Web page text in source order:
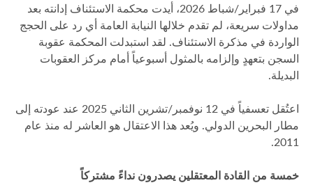
في 17 فبراير/شباط 2026، أيدت محكمة الاستئناف إدانته بعد
مداولات سريعة، لم تقدم خلالها النيابة العامة أي رد على الحجج
الواردة في مذكرة الاستئناف. لقد استبدلت المحكمة عقوبة
السجن بتعهدٍ وإلزامه بالمثول أسبوعياً أمام مركز العقوبات
البديلة.
اعتُقل تعسفياً في 12 نوفمبر/تشرين الثاني 2025 عند عودته إلى
مطار البحرين الدولي. ويُعد هذا الاعتقال هو العاشر له منذ عام
2011.
خمسة من القادة المعتقلين يصدرون نداءً مشتركاً